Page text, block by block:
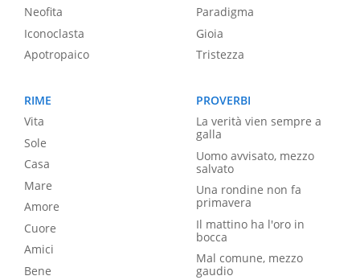
Neofita
Iconoclasta
Apotropaico
Paradigma
Gioia
Tristezza
RIME
Vita
Sole
Casa
Mare
Amore
Cuore
Amici
Bene
PROVERBI
La verità vien sempre a
galla
Uomo avvisato, mezzo
salvato
Una rondine non fa
primavera
Il mattino ha l'oro in
bocca
Mal comune, mezzo
gaudio